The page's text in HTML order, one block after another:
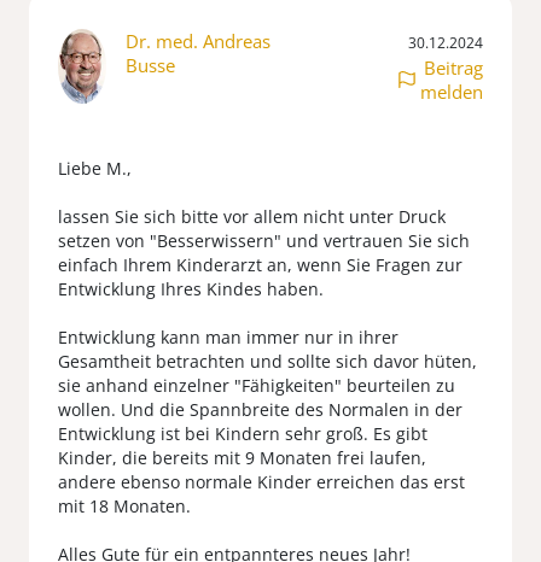
Dr. med. Andreas
Busse
30.12.2024
Beitrag
melden
Liebe M.,
lassen Sie sich bitte vor allem nicht unter Druck
setzen von "Besserwissern" und vertrauen Sie sich
einfach Ihrem Kinderarzt an, wenn Sie Fragen zur
Entwicklung Ihres Kindes haben.
Entwicklung kann man immer nur in ihrer
Gesamtheit betrachten und sollte sich davor hüten,
sie anhand einzelner "Fähigkeiten" beurteilen zu
wollen. Und die Spannbreite des Normalen in der
Entwicklung ist bei Kindern sehr groß. Es gibt
Kinder, die bereits mit 9 Monaten frei laufen,
andere ebenso normale Kinder erreichen das erst
mit 18 Monaten.